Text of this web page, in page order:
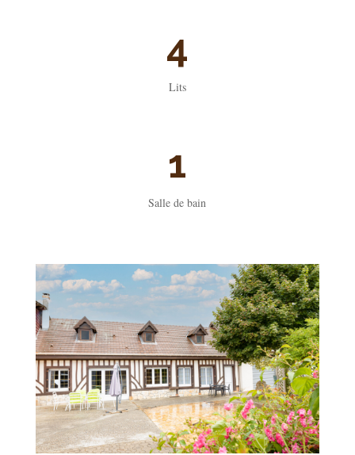
4
Lits
1
Salle de bain